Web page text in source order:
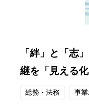
「絆」と「志
継を「見える
総務・法務 事